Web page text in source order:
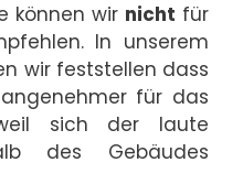
können wir nicht für
In unserem
wir feststellen dass
für das
sich der laute
des Gebäudes